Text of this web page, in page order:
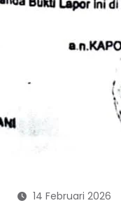
14 Februari 2026